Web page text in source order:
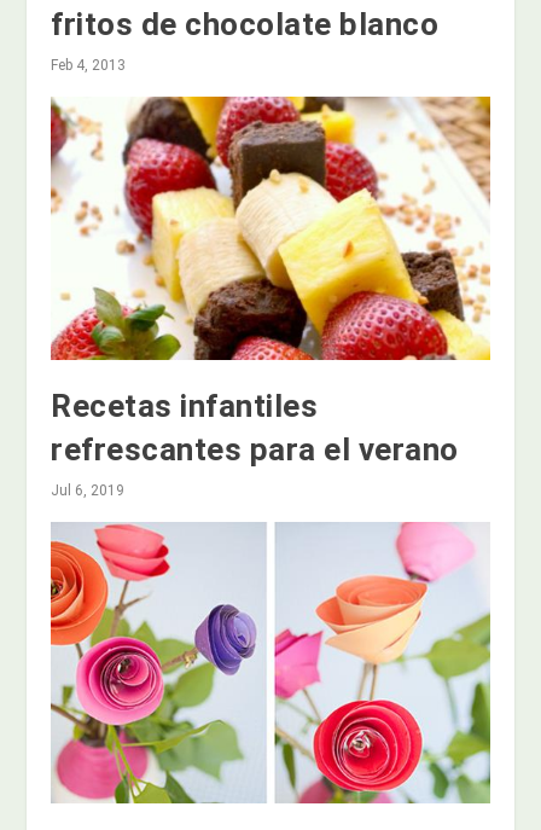
fritos de chocolate blanco
Feb 4, 2013
Recetas infantiles
refrescantes para el verano
Jul 6, 2019